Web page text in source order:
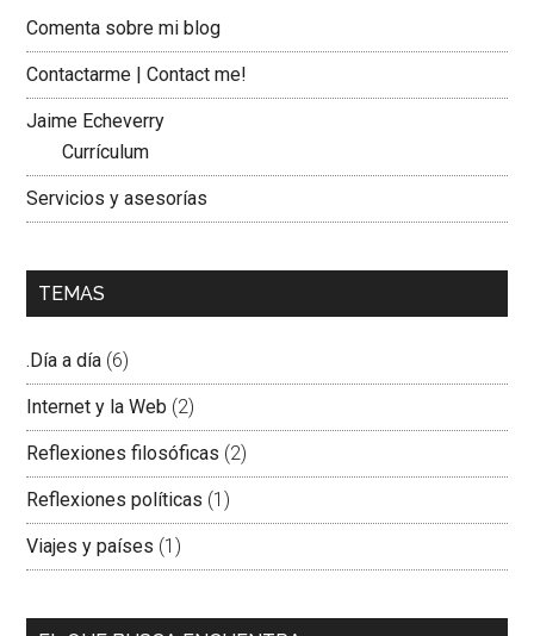
Comenta sobre mi blog
Contactarme | Contact me!
Jaime Echeverry
Currículum
Servicios y asesorías
TEMAS
.Día a día (6)
Internet y la Web (2)
Reflexiones filosóficas (2)
Reflexiones políticas (1)
Viajes y países (1)